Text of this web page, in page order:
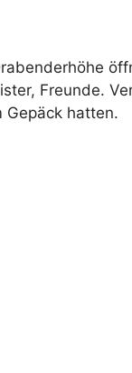
Freunde.
Gepäck hatten.